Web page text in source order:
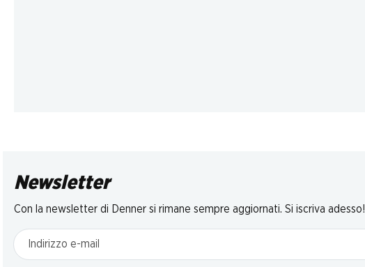
Newsletter
Con la newsletter di Denner si rimane sempre aggiornati. Si iscriva adesso!
Indirizzo e-mail